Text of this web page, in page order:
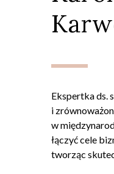
Ekspertka ds.
i
w
łączyć cele
tworząc